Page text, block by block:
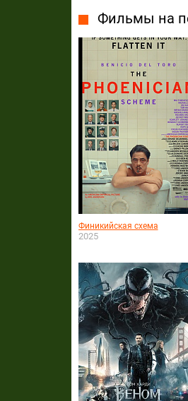
Фильмы на
Финикийская схема
2025